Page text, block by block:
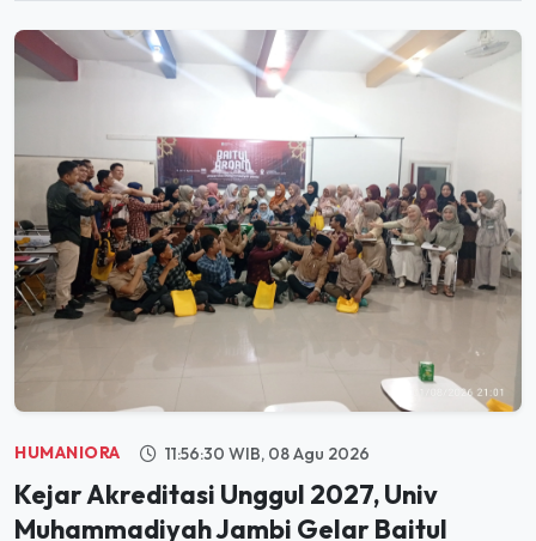
HUMANIORA 11:56:30 WIB, 08 Agu 2026
Kejar Akreditasi Unggul 2027, Univ
Muhammadiyah Jambi Gelar Baitul
Arqam Dosen dan Tendik